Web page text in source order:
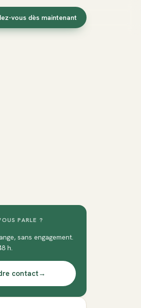
vous dès maintenant
PARLE ?
sans engagement.
h.
contact→